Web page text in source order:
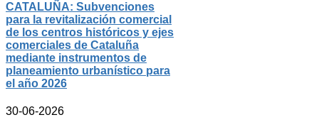
CATALUÑA: Subvenciones
para la revitalización comercial
de los centros históricos y ejes
comerciales de Cataluña
mediante instrumentos de
planeamiento urbanístico para
el año 2026
30-06-2026